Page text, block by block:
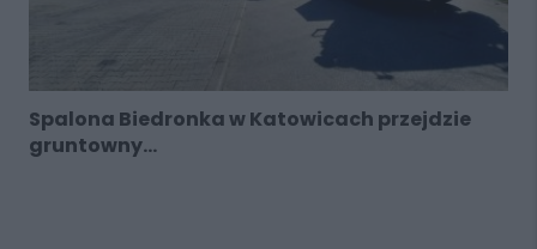
Spalona Biedronka w Katowicach przejdzie
gruntowny...